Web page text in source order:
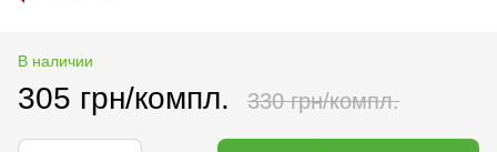
В наличии
305 грн/компл. 330 грн/компл.